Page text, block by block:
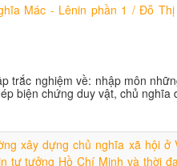
Mác - Lênin phần 1 / Đỗ
trắc nghiệm về: nhập môn
biện chứng duy vật, chủ nghĩa
xây dựng chủ nghĩa xã hội ở
tư tưởng Hồ Chí Minh và thời